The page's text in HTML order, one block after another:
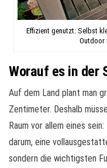
Effizient genutzt: Selbst
Outdoor
Worauf es in der
Auf dem Land plant man
Zentimeter. Deshalb
Raum vor allem eines
darum, eine
sondern die wichtigsten